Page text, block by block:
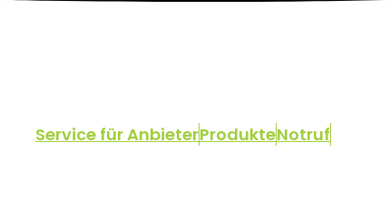
Service für AnbieterProdukteNotruf